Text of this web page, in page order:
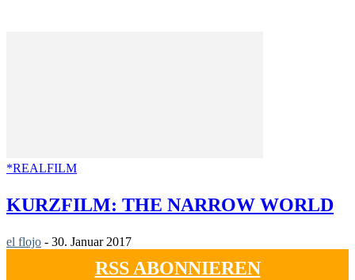
*REALFILM
KURZFILM: THE NARROW WORLD
el flojo - 30. Januar 2017
RSS ABONNIEREN